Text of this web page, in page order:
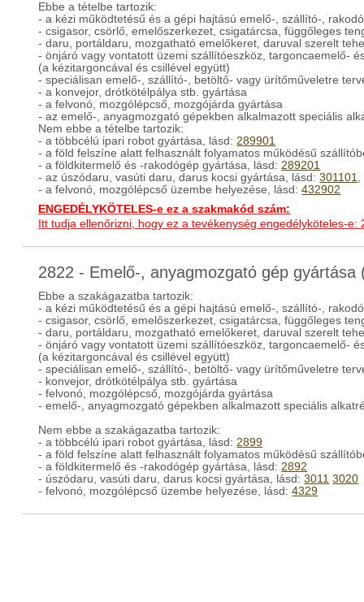
Ebbe a tételbe tartozik:
- a kézi működtetésű és a gépi hajtású emelő-, szállító-,
- csigasor, csörlő, emelőszerkezet, csigatárcsa, függőleges
- daru, portáldaru, mozgatható emelőkeret, daruval szerelt
- önjáró vagy vontatott üzemi szállítóeszköz, targoncaemelő-
(a kézitargoncával és csillével együtt)
- speciálisan emelő-, szállító-, betöltő- vagy ürítőműveletre
- a konvejor, drótkötélpálya stb. gyártása
- a felvonó, mozgólépcső, mozgójárda gyártása
- az emelő-, anyagmozgató gépekben alkalmazott speciális
Nem ebbe a tételbe tartozik:
- a többcélú ipari robot gyártása, lásd:289901
- a föld felszíne alatt felhasznált folyamatos működésű
- a földkitermelő és -rakodógép gyártása, lásd:289201
- az úszódaru, vasúti daru, darus kocsi gyártása, lásd:301101,
- a felvonó, mozgólépcső üzembe helyezése, lásd:432902
ENGEDÉLYKÖTELES-e ez a szakmakód szám:
Itt tudja ellenőrizni, hogy ez a tevékenység engedélyköteles-e:
2822 - Emelő-, anyagmozgató gép gyártása
Ebbe a szakágazatba tartozik:
- a kézi működtetésű és a gépi hajtású emelő-, szállító-,
- csigasor, csörlő, emelőszerkezet, csigatárcsa, függőleges
- daru, portáldaru, mozgatható emelőkeret, daruval szerelt
- önjáró vagy vontatott üzemi szállítóeszköz, targoncaemelő-
(a kézitargoncával és csillével együtt)
- speciálisan emelő-, szállító-, betöltő- vagy ürítőműveletre
- konvejor, drótkötélpálya stb. gyártása
- felvonó, mozgólépcső, mozgójárda gyártása
- emelő-, anyagmozgató gépekben alkalmazott speciális
Nem ebbe a szakágazatba tartozik:
- a többcélú ipari robot gyártása, lásd:2899
- a föld felszíne alatt felhasznált folyamatos működésű
- a földkitermelő és -rakodógép gyártása, lásd:2892
- úszódaru, vasúti daru, darus kocsi gyártása, lásd:3011 3020
- felvonó, mozgólépcső üzembe helyezése, lásd:4329